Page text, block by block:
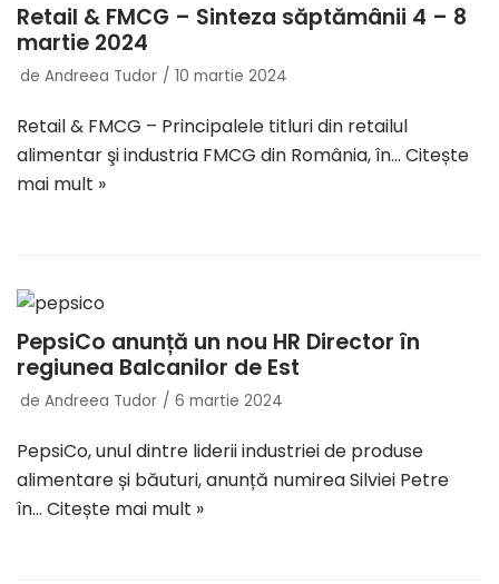
Retail & FMCG – Sinteza săptămânii 4 – 8
martie 2024
de Andreea Tudor 10 martie 2024
Retail & FMCG – Principalele titluri din retailul
alimentar şi industria FMCG din România, în… Citește
mai mult »
PepsiCo anunță un nou HR Director în
regiunea Balcanilor de Est
de Andreea Tudor 6 martie 2024
PepsiCo, unul dintre liderii industriei de produse
alimentare și băuturi, anunță numirea Silviei Petre
în… Citește mai mult »